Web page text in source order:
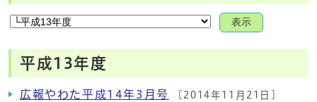
表示
平成13年度
広報やわた平成14年3月号 [2014年11月21日]